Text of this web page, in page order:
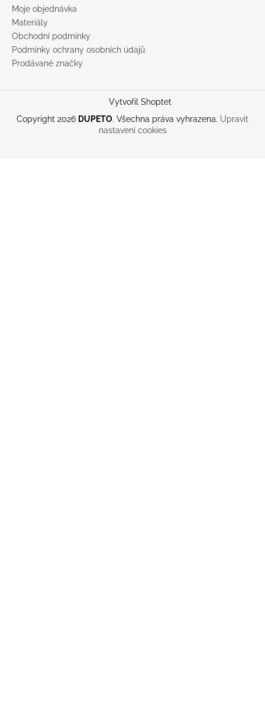
Moje objednávka
Materiály
Obchodní podmínky
Podmínky ochrany osobních údajů
Prodávané značky
Vytvořil Shoptet
Copyright 2026 DUPETO. Všechna práva vyhrazena. Upravit
nastavení cookies